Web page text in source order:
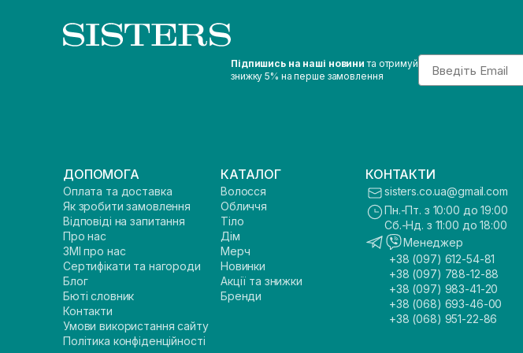
Підпишись на наші новини та отримуй
знижку 5% на перше замовлення
Email
ДОПОМОГА
Оплата та доставка
Як зробити замовлення
Відповіді на запитання
Про нас
ЗМІ про нас
Сертифікати та нагороди
Блог
Бюті словник
Контакти
Умови використання сайту
Політика конфіденційності
КАТАЛОГ
Волосся
Обличчя
Тіло
Дім
Мерч
Новинки
Акції та знижки
Бренди
КОНТАКТИ
sisters.co.ua@gmail.com
Пн.-Пт. з 10:00 до 19:00
Сб.-Нд. з 11:00 до 18:00
Менеджер
+38 (097) 612-54-81
+38 (097) 788-12-88
+38 (097) 983-41-20
+38 (068) 693-46-00
+38 (068) 951-22-86